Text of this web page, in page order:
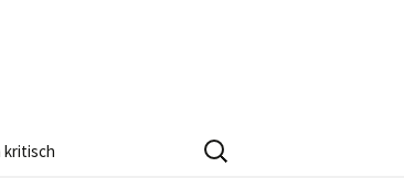
kritisch
Suchen
nach: